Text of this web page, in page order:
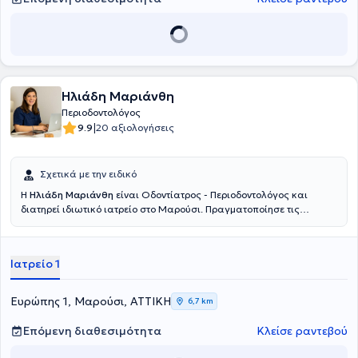
Ηλιάδη Μαριάνθη
Περιοδοντολόγος
9.9|20 αξιολογήσεις
Σχετικά με την ειδικό
Η Ηλιάδη Μαριάνθη είναι Οδοντίατρος - Περιοδοντολόγος και
διατηρεί ιδιωτικό ιατρείο στο Μαρούσι. Πραγματοποίησε τις
και στην προσθετική σε πανεπιστήμια της Γερμανίας. Ακόμη,
διαθέτει εμπειρία έχοντας εργαστεί σε κλινικές της Γερμανίας.
Ιατρείο 1
Ευρώπης 1, Μαρούσι, ΑΤΤΙΚΗ 6,7 km
Επόμενη διαθεσιμότητα Κλείσε ραντεβού